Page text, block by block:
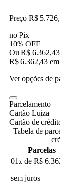
Preço R$
no Pix
10% OFF
Ou R$
R$ 6.362,43 em
Ver opções de
Parcelamento
Cartão Luiza
Cartão de
Tabela de
Parcelas
01x de R$
sem juros